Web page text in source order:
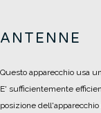
ANTENNE
Questo apparecchio usa
E' sufficientemente
posizione